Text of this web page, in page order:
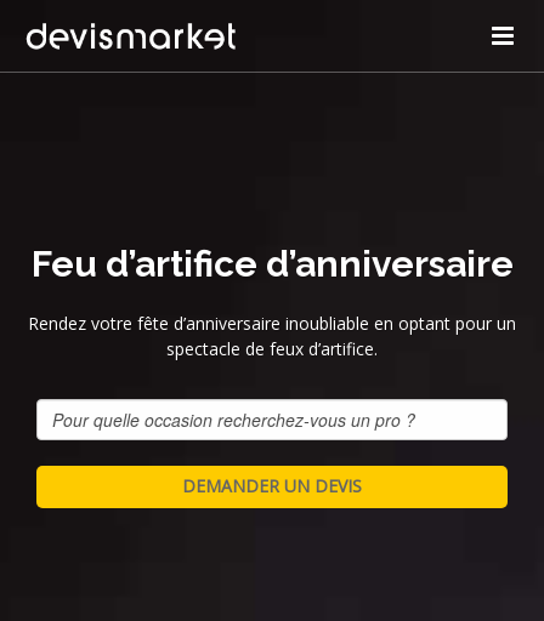
Feu d’artifice d’anniversaire
Rendez votre fête d’anniversaire inoubliable en optant pour un
spectacle de feux d’artifice.